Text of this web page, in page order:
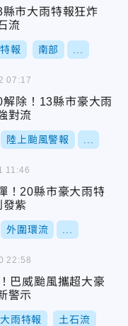
縣市大雨特報狂炸
流
報 南部
解除！13縣市豪大雨
對流
陸上颱風警報
07:17
！20縣市豪大雨特
紫
外圍環流
11:46
巴威颱風攜超大豪
警示
雨特報 土石流
22:58